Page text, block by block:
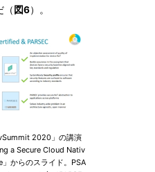
（ 図6）。
2020」の講演
a Secure Cloud Nativ
からのスライド。PSA